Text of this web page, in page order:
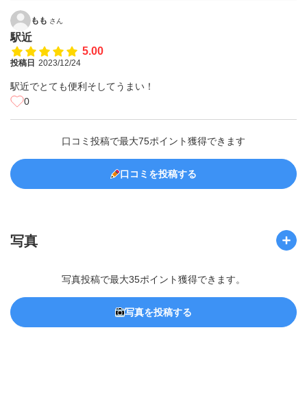
もも さん
駅近
5.00
投稿日 2023/12/24
駅近でとても便利そしてうまい！
0
口コミ投稿で最大75ポイント獲得できます
口コミを投稿する
写真
写真投稿で最大35ポイント獲得できます。
写真を投稿する